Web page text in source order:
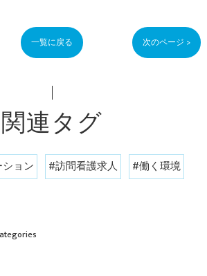
一覧に戻る 次のページ >
関連タグ
ョン #訪問看護求人 #働く環境